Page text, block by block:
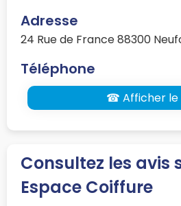
Adresse
24 Rue de France 88300
Téléphone
☎ Afficher le
Consultez les avis
Espace Coiffure